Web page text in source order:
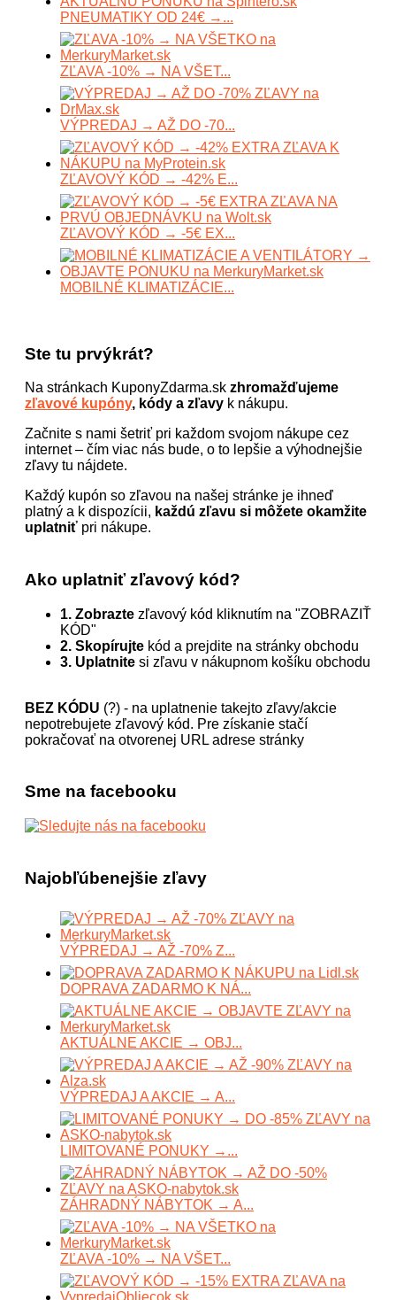
PNEUMATIKY OD 24€ →...
ZĽAVA -10% → NA VŠET...
VÝPREDAJ → AŽ DO -70...
ZĽAVOVÝ KÓD → -42% E...
ZĽAVOVÝ KÓD → -5€ EX...
MOBILNÉ KLIMATIZÁCIE...
Ste tu prvýkrát?
Na stránkach KuponyZdarma.sk zhromažďujeme
zľavové kupóny, kódy a zľavy k nákupu.
Začnite s nami šetriť pri každom svojom nákupe cez
internet – čím viac nás bude, o to lepšie a výhodnejšie
zľavy tu nájdete.
Každý kupón so zľavou na našej stránke je ihneď
platný a k dispozícii, každú zľavu si môžete okamžite
uplatniť pri nákupe.
Ako uplatniť zľavový kód?
1. Zobrazte zľavový kód kliknutím na "ZOBRAZIŤ
KÓD"
2. Skopírujte kód a prejdite na stránky obchodu
3. Uplatnite si zľavu v nákupnom košíku obchodu
BEZ KÓDU (?) - na uplatnenie takejto zľavy/akcie
nepotrebujete zľavový kód. Pre získanie stačí
pokračovať na otvorenej URL adrese stránky
Sme na facebooku
Najobľúbenejšie zľavy
VÝPREDAJ → AŽ -70% Z...
DOPRAVA ZADARMO K NÁ...
AKTUÁLNE AKCIE → OBJ...
VÝPREDAJ A AKCIE → A...
LIMITOVANÉ PONUKY →...
ZÁHRADNÝ NÁBYTOK → A...
ZĽAVA -10% → NA VŠET...